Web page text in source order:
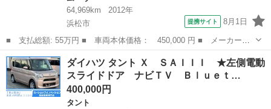
64,969km
2012年
浜松市
提携サイト 8月1日
■ 支払総額: 55万円 ■ 車両本体価格： 450,000 円 ■ メーカー
名： ダイハツ ■ 車種名： ムーヴ ■ グレード名： カスタム
Ｘ ＨＩＤヘッドライト／オートエアコン／フォグランプ／アイドリ
ングストップ／ア...
静岡 浜松市 ムーヴ
ダイハツ タント Ｘ ＳＡＩＩＩ ★左側電動
スライドドア ナビＴＶ Ｂｌｕｅｔ…
400,000円
タント